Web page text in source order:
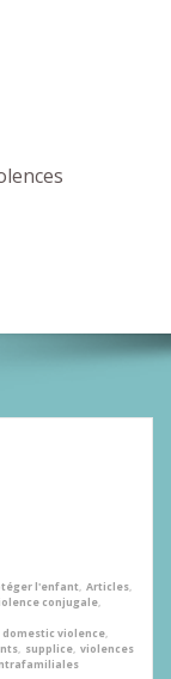
l'enfant, Articles,
conjugale,
domestic violence,
, supplice, violences